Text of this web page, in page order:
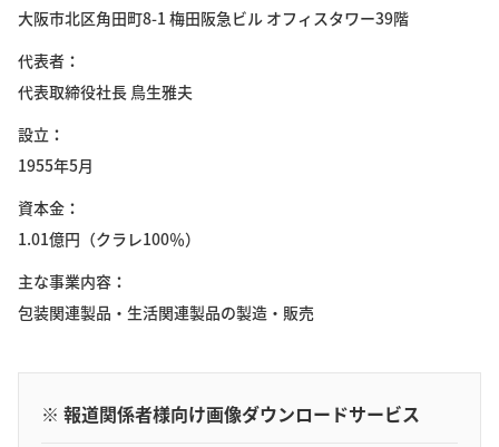
大阪市北区角田町8-1 梅田阪急ビル オフィスタワー39階
代表者
代表取締役社長 鳥生雅夫
設立
1955年5月
資本金
1.01億円（クラレ100％）
主な事業内容
包装関連製品・生活関連製品の製造・販売
※ 報道関係者様向け画像ダウンロードサービス